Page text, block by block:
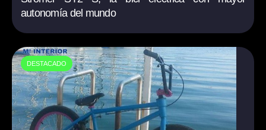
autonomía del mundo
DESTACADO